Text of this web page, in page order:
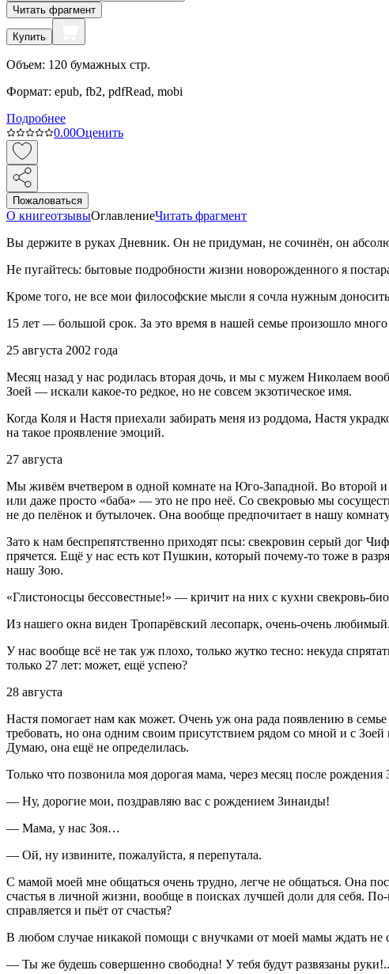
Читать фрагмент
Купить
Объем: 120 бумажных стр.
Формат: epub, fb2, pdfRead, mobi
Подробнее
0.00Оценить
Пожаловаться
О книгеотзывыОглавлениеЧитать фрагмент
Вы держите в руках Дневник. Он не придуман, не сочинён, он
Не пугайтесь: бытовые подробности жизни новорожденного я
Кроме того, не все мои философские мысли я сочла нужным
15 лет — большой срок. За это время в нашей семье произошло
25 августа 2002 года
Месяц назад у нас родилась вторая дочь, и мы с мужем Николаем
Зоей — искали какое-то редкое, но не совсем экзотическое имя.
Когда Коля и Настя приехали забирать меня из роддома, Настя
на такое проявление эмоций.
27 августа
Мы живём вчетвером в одной комнате на Юго-Западной. Во второй и
или даже просто «баба» — это не про неё. Со свекровью мы
не до пелёнок и бутылочек. Она вообще предпочитает в нашу
Зато к нам беспрепятственно приходят псы: свекровин серый дог
прячется. Ещё у нас есть кот Пушкин, который почему-то тоже в
нашу Зою.
«Глистоносцы бессовестные!» — кричит на них с кухни свекровь-
Из нашего окна виден Тропарёвский лесопарк, очень-очень любимый.
У нас вообще всё не так уж плохо, только жутко тесно: некуда
только 27 лет: может, ещё успею?
28 августа
Настя помогает нам как может. Очень уж она рада появлению в
требовать, но она одним своим присутствием рядом со мной и с
Думаю, она ещё не определилась.
Только что позвонила моя дорогая мама, через месяц после рождения
— Ну, дорогие мои, поздравляю вас с рождением Зинаиды!
— Мама, у нас Зоя…
— Ой, ну извините, пожалуйста, я перепутала.
С мамой моей мне общаться очень трудно, легче не общаться. Она
счастья в личной жизни, вообще в поисках лучшей доли для себя.
справляется и пьёт от счастья?
В любом случае никакой помощи с внучками от моей мамы ждать не
— Ты же будешь совершенно свободна! У тебя будут развязаны руки!..